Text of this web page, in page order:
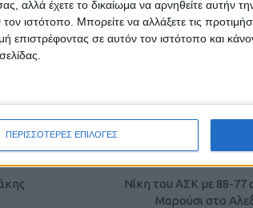
αλλά έχετε το δικαίωμα να αρνηθείτε αυτήν
τον ιστότοπο. Μπορείτε να αλλάξετε τις
επιστρέφοντας σε αυτόν τον ιστότοπο και
ΠΕΡΙΣΣΟΤΕΡΕΣ ΕΠΙΛΟΓΕΣ
ΝΕΟΣ ΑΓΩΝ στο Google
της Καρδίτσας και ευρύτερα της
Νίκη του ΑΣΚ με 88-77
Μαρούσι στο